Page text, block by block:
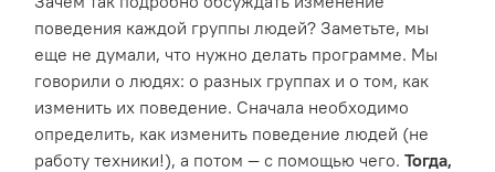
поведения каждой группы людей? Заметьте, мы
еще не думали, что нужно делать программе. Мы
говорили о людях: о разных группах и о том, как
изменить их поведение. Сначала необходимо
определить, как изменить поведение людей (не
работу техники!), а потом — с помощью чего.Тогда,